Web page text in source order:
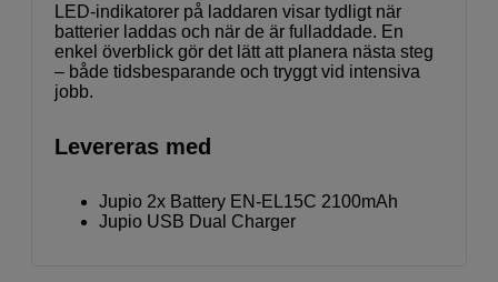
LED-indikatorer på laddaren visar tydligt när
batterier laddas och när de är fulladdade. En
enkel överblick gör det lätt att planera nästa steg
– både tidsbesparande och tryggt vid intensiva
jobb.
Levereras med
Jupio 2x Battery EN-EL15C 2100mAh
Jupio USB Dual Charger